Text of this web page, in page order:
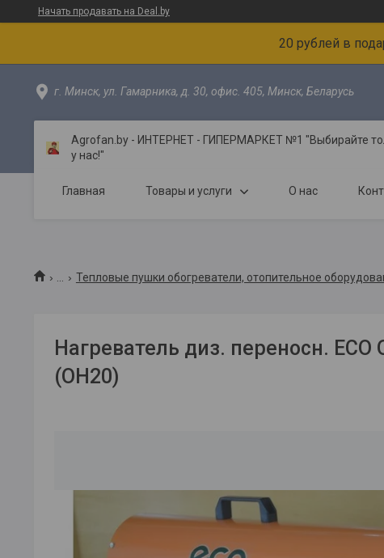
Начать продавать на Deal.by
20 рублей в
г. Минск, ул. Гамарника, д. 30, офис. 405, Минск, Беларусь
Agrofan.by - ИНТЕРНЕТ - ГИПЕРМАРКЕТ №1 "Выбирайте
у нас!"
Главная Товары и услуги О нас
Тепловые пушки обогреватели, отопительное
Нагреватель диз. переносн. ECO
(OH20)